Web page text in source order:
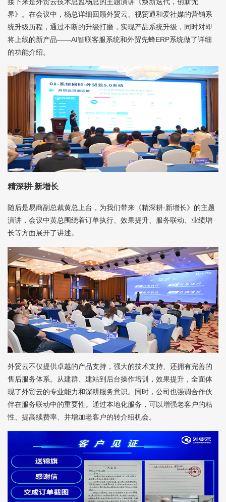
界》。在会议中，杨总详细回顾外贸云、视贸通和爱社媒的营销系
统升级历程，通过不断的升级打磨，实现产品系统升级，同时对即
将上线的新产品——AI智联客服系统和外贸先蜂ERP系统做了详细
的功能介绍。
精深耕·新增长
随后是易商副总裁黄总上台，为我们带来《精深耕·新增长》的主题
演讲，会议中黄总围绕着订单执行、效果提升、服务联动、业绩增
长等方面展开了讲述。
外贸云不仅提供卓越的产品支持，强大的技术支持、还拥有完善的
售后服务体系。从建群、建站到后台操作培训，效果提升，全面体
现了外贸云的专业能力和深耕服务意识。同时，公司也强调合作伙
伴在服务联动中的重要性。通过本地化服务，可以增强老客户的粘
性、提高续费率、并增加老客户的转介绍机会。